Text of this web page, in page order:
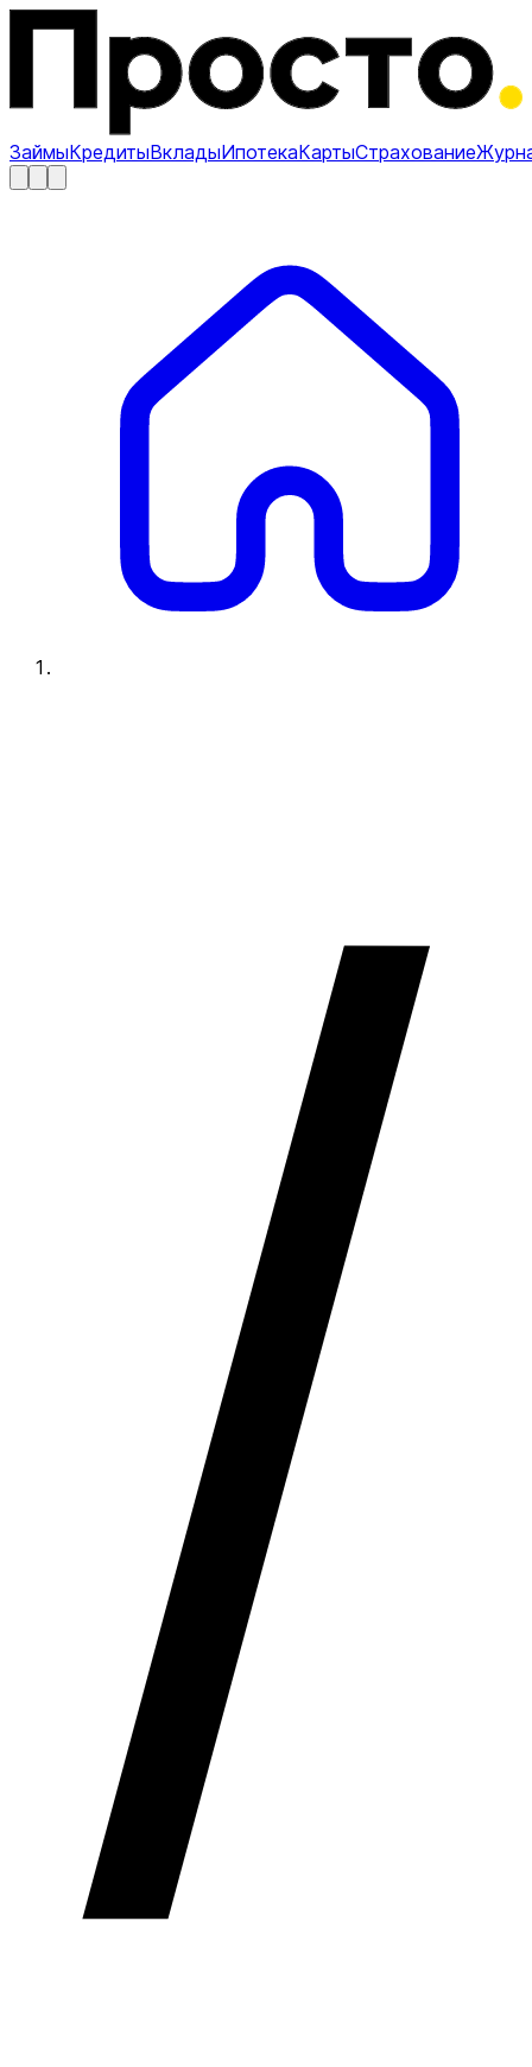
ЗаймыКредитыВкладыИпотекаКартыСтрахование